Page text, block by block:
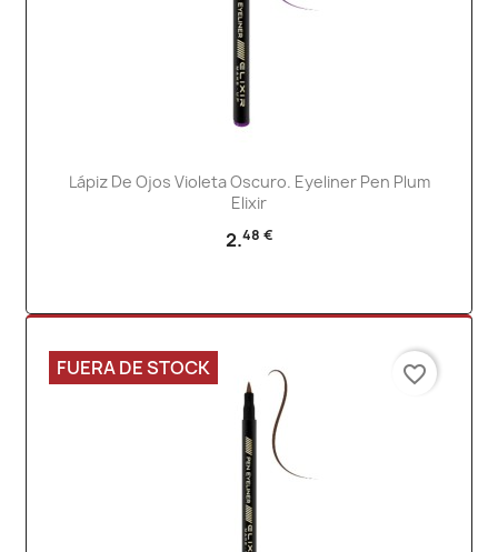
Lápiz De Ojos Violeta Oscuro. Eyeliner Pen Plum
Elixir
2.48 €
FUERA DE STOCK favorite_border